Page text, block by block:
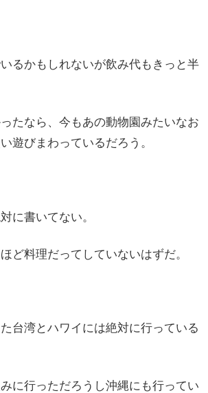
るかもしれないが飲み代もきっと半
たなら、今もあの動物園みたいなお
遊びまわっているだろう。
に書いてない。
ど料理だってしていないはずだ。
台湾とハワイには絶対に行っている
に行っただろうし沖縄にも行ってい